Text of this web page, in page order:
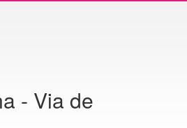
- Via de